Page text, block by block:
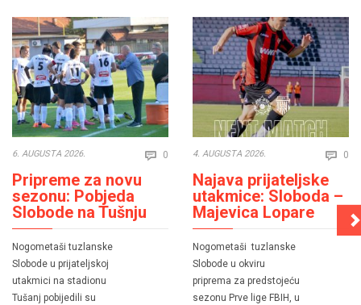
6. AUGUSTA 2026.  0 Comments
Pripreme za novu
sezonu: Pobjeda
Slobode na Tušnju
Nogometaši tuzlanske
Slobode u prijateljskoj
utakmici na stadionu
Tušanj pobijedili su
4. AUGUSTA 2026.  0
Najava prijateljske
utakmice: Sloboda –
Majevica Lopare
Nogometaši tuzlanske
Slobode u okviru
priprema za predstojeću
sezonu Prve lige FBIH, u